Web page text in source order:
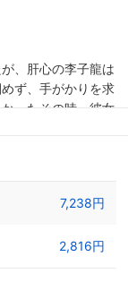
、肝心の李子龍は
ず、手がかりを求
ったその時、彼女
入る。隋州は金三
。覚悟を決めて問
7,238円
2,816円